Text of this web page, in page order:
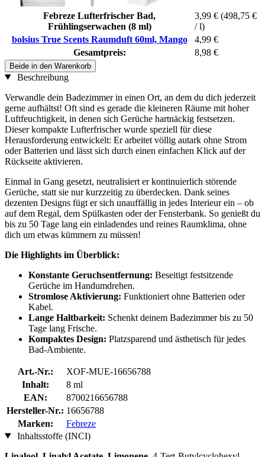
Febreze Lufterfrischer Bad,
Frühlingserwachen (8 ml)
3,99 € (498,75 €
/ l)
bolsius True Scents Raumduft 60ml, Mango
4,99 €
Gesamtpreis:
8,98 €
Beide in den Warenkorb
Beschreibung
Verwandle dein Badezimmer in einen Ort, an dem du dich jederzeit
gerne aufhältst! Oft sind es gerade die kleineren Räume mit hoher
Luftfeuchtigkeit, in denen sich Gerüche hartnäckig festsetzen.
Dieser kompakte Lufterfrischer wurde speziell für diese
Herausforderung entwickelt: Er arbeitet völlig autark ohne Strom
oder Batterien und lässt sich durch einen einfachen Klick auf der
Rückseite aktivieren.
Einmal in Gang gesetzt, neutralisiert er kontinuierlich störende
Gerüche, statt sie nur kurzzeitig zu überdecken. Dank seines
dezenten Designs fügt er sich unauffällig in jedes Interieur ein – ob
auf dem Regal, dem Spülkasten oder der Fensterbank. So genießt du
bis zu 50 Tage lang ein einladendes und reines Raumklima, ohne
dich um etwas kümmern zu müssen!
Die Highlights im Überblick:
Konstante Geruchsentfernung: Beseitigt festsitzende
Gerüche im Handumdrehen.
Stromlose Aktivierung: Funktioniert ohne Batterien oder
Kabel.
Lange Haltbarkeit: Schenkt deinem Badezimmer bis zu 50
Tage lang Frische.
Kompaktes Design: Platzsparend und ästhetisch für jedes
Bad-Ambiente.
Art.-Nr.:
XOF-MUE-16656788
Inhalt:
8 ml
EAN:
8700216656788
Hersteller-Nr.: 16656788
Marken:
Febreze
Inhaltsstoffe (INCI)